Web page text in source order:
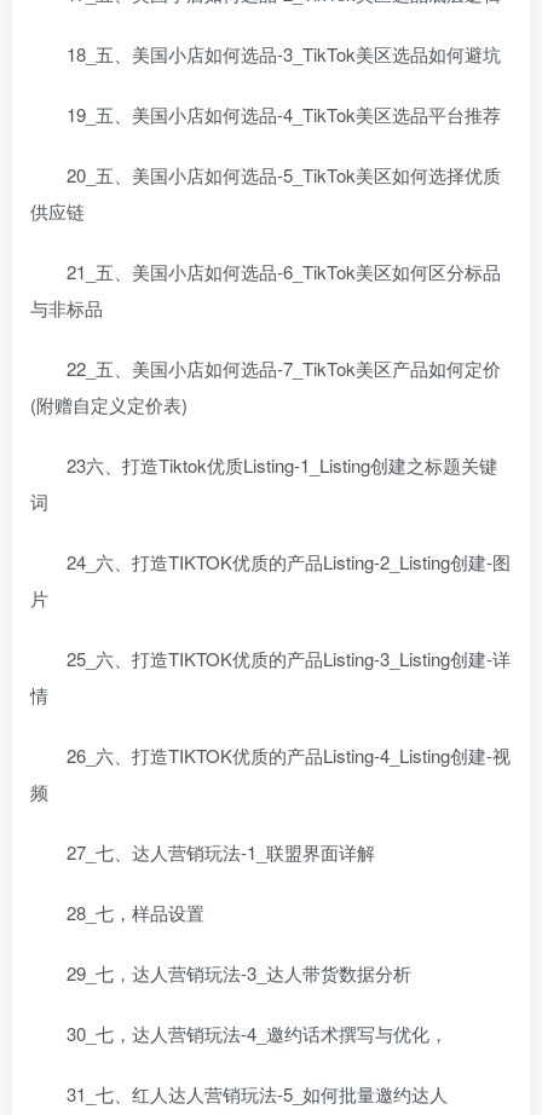
18_五、美国小店如何选品-3_TikTok美区选品如何避坑
19_五、美国小店如何选品-4_TikTok美区选品平台推荐
20_五、美国小店如何选品-5_TikTok美区如何选择优质
供应链
21_五、美国小店如何选品-6_TikTok美区如何区分标品
与非标品
22_五、美国小店如何选品-7_TikTok美区产品如何定价
(附赠自定义定价表)
23六、打造Tiktok优质Listing-1_Listing创建之标题关键
词
24_六、打造TIKTOK优质的产品Listing-2_Listing创建-图
片
25_六、打造TIKTOK优质的产品Listing-3_Listing创建-详
情
26_六、打造TIKTOK优质的产品Listing-4_Listing创建-视
频
27_七、达人营销玩法-1_联盟界面详解
28_七，样品设置
29_七，达人营销玩法-3_达人带货数据分析
30_七，达人营销玩法-4_邀约话术撰写与优化，
31_七、红人达人营销玩法-5_如何批量邀约达人